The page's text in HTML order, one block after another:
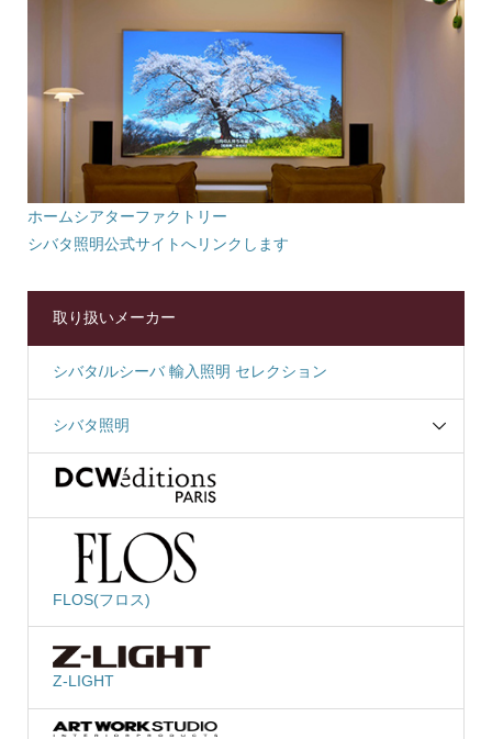
ホームシアターファクトリー
シバタ照明公式サイトへリンクします
取り扱いメーカー
シバタ/ルシーバ 輸入照明 セレクション
シバタ照明
FLOS(フロス)
Z-LIGHT